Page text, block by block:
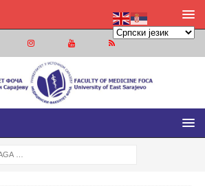
ФАКУЛТЕТ ФОЧА
УНИВЕРЗИТЕТА У ИСТОЧНОМ